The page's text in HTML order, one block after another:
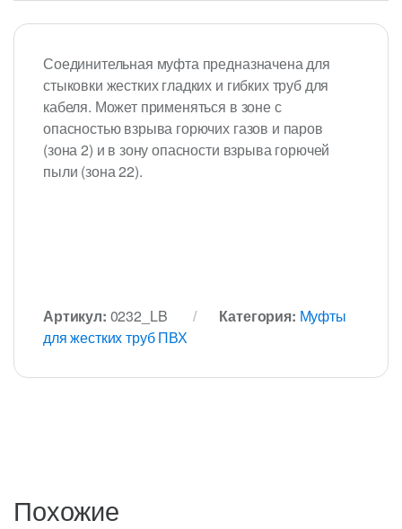
Соединительная муфта предназначена для
стыковки жестких гладких и гибких труб для
кабеля. Может применяться в зоне с
опасностью взрыва горючих газов и паров
(зона 2) и в зону опасности взрыва горючей
пыли (зона 22).
Артикул: 0232_LB Категория: Муфты
для жестких труб ПВХ
Похожие